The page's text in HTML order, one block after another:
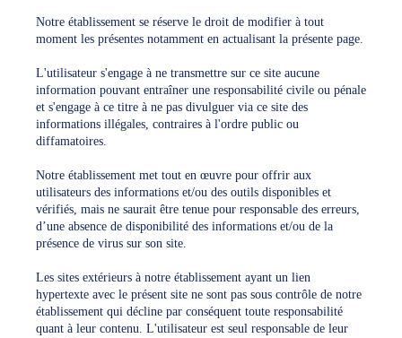
Notre établissement se réserve le droit de modifier à tout
moment les présentes notamment en actualisant la présente page.
L'utilisateur s'engage à ne transmettre sur ce site aucune
information pouvant entraîner une responsabilité civile ou pénale
et s'engage à ce titre à ne pas divulguer via ce site des
informations illégales, contraires à l'ordre public ou
diffamatoires.
Notre établissement met tout en œuvre pour offrir aux
utilisateurs des informations et/ou des outils disponibles et
vérifiés, mais ne saurait être tenue pour responsable des erreurs,
d’une absence de disponibilité des informations et/ou de la
présence de virus sur son site.
Les sites extérieurs à notre établissement ayant un lien
hypertexte avec le présent site ne sont pas sous contrôle de notre
établissement qui décline par conséquent toute responsabilité
quant à leur contenu. L'utilisateur est seul responsable de leur